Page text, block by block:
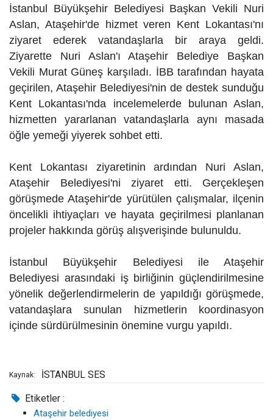
İstanbul Büyükşehir Belediyesi Başkan Vekili Nuri
Aslan, Ataşehir'de hizmet veren Kent Lokantası'nı
ziyaret ederek vatandaşlarla bir araya geldi.
Ziyarette Nuri Aslan'ı Ataşehir Belediye Başkan
Vekili Murat Güneş karşıladı. İBB tarafından hayata
geçirilen, Ataşehir Belediyesi'nin de destek sunduğu
Kent Lokantası'nda incelemelerde bulunan Aslan,
hizmetten yararlanan vatandaşlarla aynı masada
öğle yemeği yiyerek sohbet etti.
Kent Lokantası ziyaretinin ardından Nuri Aslan,
Ataşehir Belediyesi'ni ziyaret etti. Gerçekleşen
görüşmede Ataşehir'de yürütülen çalışmalar, ilçenin
öncelikli ihtiyaçları ve hayata geçirilmesi planlanan
projeler hakkında görüş alışverişinde bulunuldu.
İstanbul Büyükşehir Belediyesi ile Ataşehir
Belediyesi arasındaki iş birliğinin güçlendirilmesine
yönelik değerlendirmelerin de yapıldığı görüşmede,
vatandaşlara sunulan hizmetlerin koordinasyon
içinde sürdürülmesinin önemine vurgu yapıldı.
Kaynak: İSTANBUL SES
Etiketler :
Ataşehir belediyesi